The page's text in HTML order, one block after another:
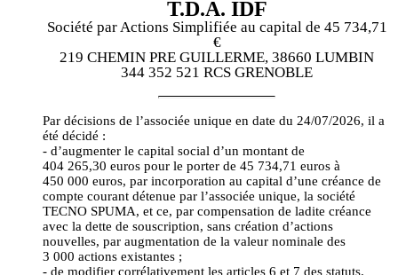
T.D.A. IDF
Société par Actions Simplifiée au capital de 45 734,71
€
219 CHEMIN PRE GUILLERME, 38660 LUMBIN
344 352 521 RCS GRENOBLE
Par décisions de l’associée unique en date du 24/07/2026, il a
été décidé :
- d’augmenter le capital social d’un montant de
404 265,30 euros pour le porter de 45 734,71 euros à
450 000 euros, par incorporation au capital d’une créance de
compte courant détenue par l’associée unique, la société
TECNO SPUMA, et ce, par compensation de ladite créance
avec la dette de souscription, sans création d’actions
nouvelles, par augmentation de la valeur nominale des
3 000 actions existantes ;
- de modifier corrélativement les articles 6 et 7 des statuts.